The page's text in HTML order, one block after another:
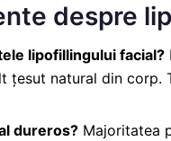
despre
lipofillingului facial?
țesut natural din corp.
dureros? Majoritatea